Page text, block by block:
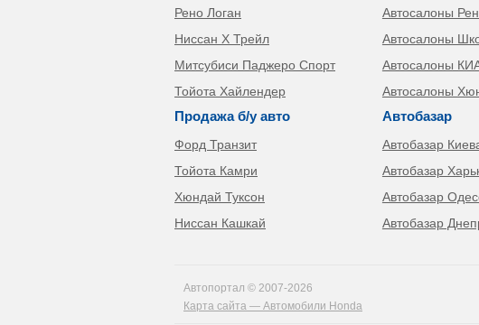
Рено Логан
Ниссан Х Трейл
Митсубиси Паджеро Спорт
Тойота Хайлендер
Продажа б/у авто
Форд Транзит
Тойота Камри
Хюндай Туксон
Ниссан Кашкай
Автосалоны
Автосалоны
Автосалоны
Автосалоны
Автобазар
Автобазар
Автобазар
Автобазар
Автобазар
Автопортал © 2007-2026
Карта сайта — Автомобили Honda